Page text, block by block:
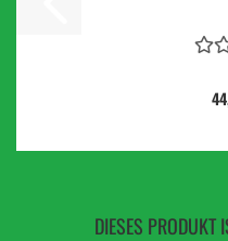
DIESES PRODUKT